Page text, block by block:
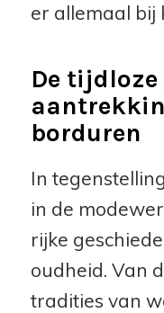
er allemaal bij
De tijdloze
borduren
In
in de
rijke
oudheid. Van
tradities van